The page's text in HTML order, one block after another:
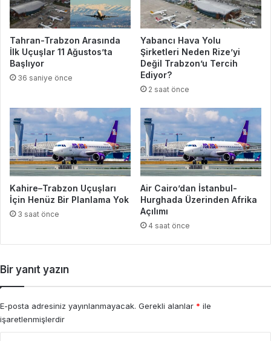
Tahran-Trabzon Arasında
İlk Uçuşlar 11 Ağustos’ta
Başlıyor
36 saniye önce
Yabancı Hava Yolu
Şirketleri Neden Rize’yi
Değil Trabzon’u Tercih
Ediyor?
2 saat önce
Kahire–Trabzon Uçuşları
İçin Henüz Bir Planlama Yok
3 saat önce
Air Cairo’dan İstanbul-
Hurghada Üzerinden Afrika
Açılımı
4 saat önce
Bir yanıt yazın
E-posta adresiniz yayınlanmayacak. Gerekli alanlar * ile
işaretlenmişlerdir